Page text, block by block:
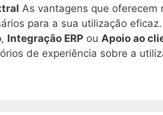
As vantagens que oferecem
para a sua utilização
, Integração ERP ou Apoio ao
de experiência sobre a